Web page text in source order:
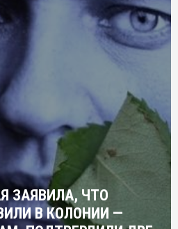
ЗАЯВИЛА, ЧТО
В КОЛОНИИ —